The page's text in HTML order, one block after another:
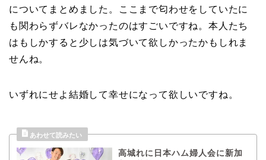
についてまとめました。ここまで匂わせをしていたに
も関わらずバレなかったのはすごいですね。本人たち
はもしかすると少しは気づいて欲しかったかもしれま
せんね。
いずれにせよ結婚して幸せになって欲しいですね。
高城れに日本ハム婦人会に新加